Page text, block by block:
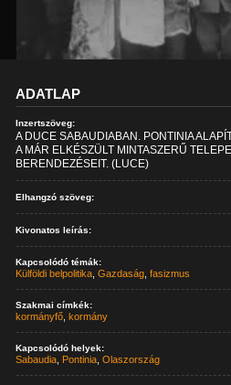
ADATLAP
Inzertszöveg:
A DUCE SABAUDIABAN. PONTINIA
A MÁR ELKÉSZÜLT MINTASZERŰ
BERENDEZÉSEIT. (LUCE)
Elhangzó szöveg:
Kivonatos leírás:
Kapcsolódó témák:
Külföldi belpolitika ,Gazdaság ,fasizmus
Szakmai címkék:
kormányfő ,kormány
Kapcsolódó helyek:
Sabaudia Pontinia ,Olaszország